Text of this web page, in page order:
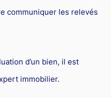
communiquer les relevés
d’un bien, il est
immobilier.